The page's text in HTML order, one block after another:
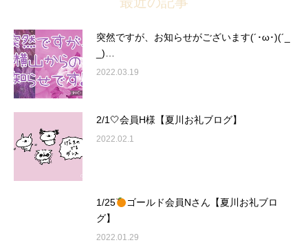
突然ですが、お知らせがございます(´･ω･)(´_
_)…
2022.03.19
2/1🤍会員H様【夏川お礼ブログ】
2022.02.1
1/25
ゴールド会員Nさん【夏川お礼ブロ
グ】
2022.01.29